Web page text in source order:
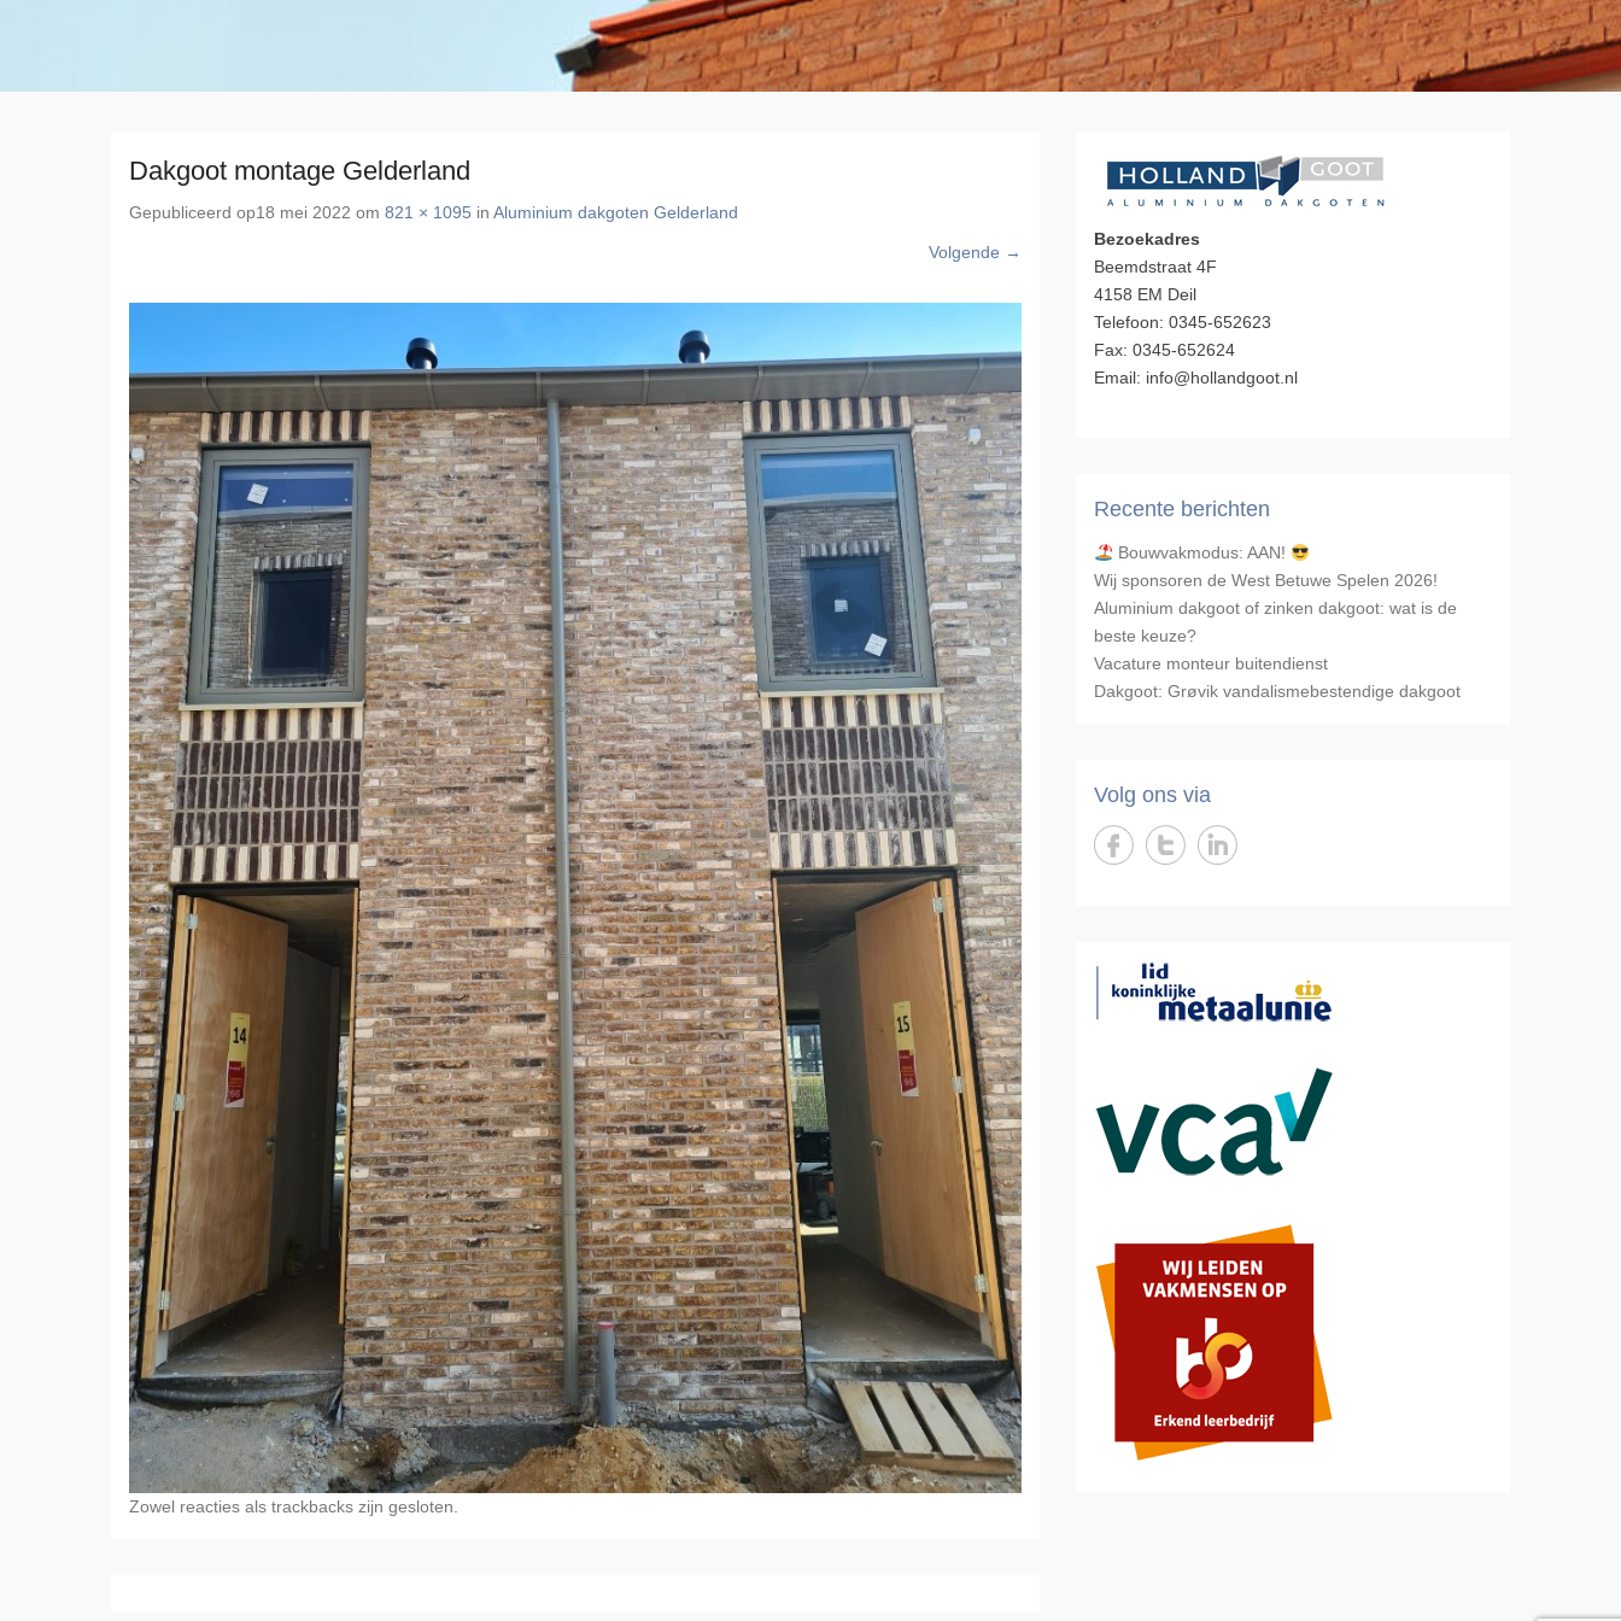
Dakgoot montage Gelderland
Gepubliceerd op18 mei 2022 om 821 × 1095 in Aluminium dakgoten Gelderland
Volgende →
Zowel reacties als trackbacks zijn gesloten.
Bezoekadres
Beemdstraat 4F
4158 EM Deil
Telefoon: 0345-652623
Fax: 0345-652624
Email: info@hollandgoot.nl
Recente berichten
Bouwvakmodus: AAN!
Wij sponsoren de West Betuwe Spelen 2026!
Aluminium dakgoot of zinken dakgoot: wat is de
beste keuze?
Vacature monteur buitendienst
Dakgoot: Grøvik vandalismebestendige dakgoot
Volg ons via